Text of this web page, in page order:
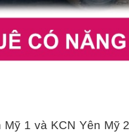
1 và KCN Yên Mỹ